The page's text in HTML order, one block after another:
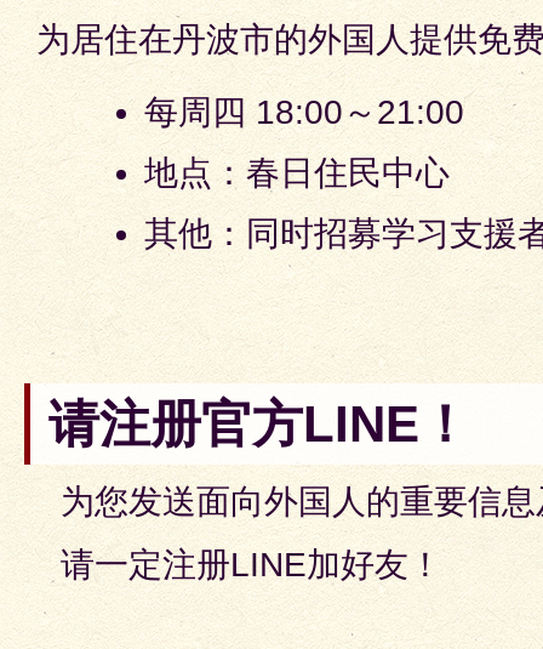
为居住在丹波市的外国人提供免
每周四 18:00～21:00
地点：春日住民中心
其他：同时招募学习支援
请注册官方LINE！
为您发送面向外国人的重要信
请一定注册LINE加好友！